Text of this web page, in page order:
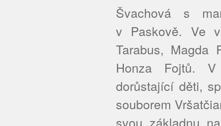
Švachová s
v Paskově. Ve
Tarabus, Magda
Honza Fojtů. V
dorůstající děti,
souborem
svou základnu